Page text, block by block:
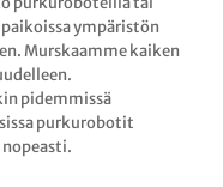
ympäristön
Murskaamme kaiken
pidemmissä
purkurobotit